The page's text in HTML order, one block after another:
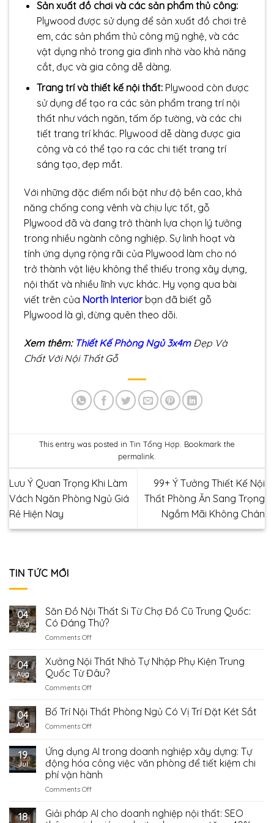
TIN TỨC MỚI
04
Aug
Săn Đồ Nội Thất Si Từ Chợ Đồ Cũ Trung Quốc:
Có Đáng Thử?
Comments Offon
Đồ
Nội
Thất
Si
Chợ
Quốc:
Có
Đáng
04
Aug
Xưởng Nội Thất Nhỏ Tự Nhập Phụ Kiện Trung
Quốc Từ Đâu?
Comments Offon
Nội
Thất
Nhỏ
Nhập
Phụ
Kiện
Trung
Quốc
Đâu?
04
Aug
Bố Trí Nội Thất Phòng Ngủ Có Vị Trí Đặt Két Sắt
Comments Offon
Trí
Nội
Thất
Phòng
Ngủ
Vị
Trí
19
Jul
Ứng dụng AI trong doanh nghiệp xây dựng: Tự
động hóa công việc văn phòng để tiết kiệm chi
phí vận hành
Comments Offon
dụng
AI
18
Giải pháp AI cho doanh nghiệp nội thất: SEO
Sản xuất đồ chơi và các sản phẩm thủ công:
Plywood được sử dụng để sản xuất đồ chơi trẻ
em, các sản phẩm thủ công mỹ nghệ, và các
vật dụng nhỏ trong gia đình nhờ vào khả năng
cắt, đục và gia công dễ dàng.
Trang trí và thiết kế nội thất:Plywood còn được
sử dụng để tạo ra các sản phẩm trang trí nội
thất như vách ngăn, tấm ốp tường, và các chi
tiết trang trí khác. Plywood dễ dàng được gia
công và có thể tạo ra các chi tiết trang trí
sáng tạo, đẹp mắt.
Với những đặc điểm nổi bật như độ bền cao, khả
năng chống cong vênh và chịu lực tốt, gỗ
Plywood đã và đang trở thành lựa chọn lý tưởng
trong nhiều ngành công nghiệp. Sự linh hoạt và
tính ứng dụng rộng rãi của Plywood làm cho nó
trở thành vật liệu không thể thiếu trong xây dựng,
nội thất và nhiều lĩnh vực khác. Hy vọng qua bài
viết trên của North Interiorbạn đã biết gỗ
Plywood là gì, đừng quên theo dõi.
Xem thêm: Thiết Kế Phòng Ngủ 3x4m Đẹp Và
Chất Với Nội Thất Gỗ
This entry was posted in Tin Tổng Hợp . Bookmark the
permalink
Lưu Ý Quan Trọng Khi Làm
Vách Ngăn Phòng Ngủ Giá
Rẻ Hiện Nay
99+ Ý Tưởng Thiết Kế Nội
Thất Phòng Ăn Sang Trọng
Ngắm Mãi Không Chán